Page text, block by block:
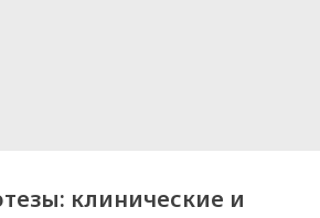
клинические и